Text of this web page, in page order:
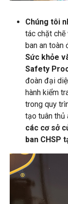
Chúng tôi
tác chặt chẽ
ban an toàn
Sức khỏe
Safety
đoàn đại
hành kiểm
trong quy
tạo tuân thủ
các cơ sở
ban CHSP